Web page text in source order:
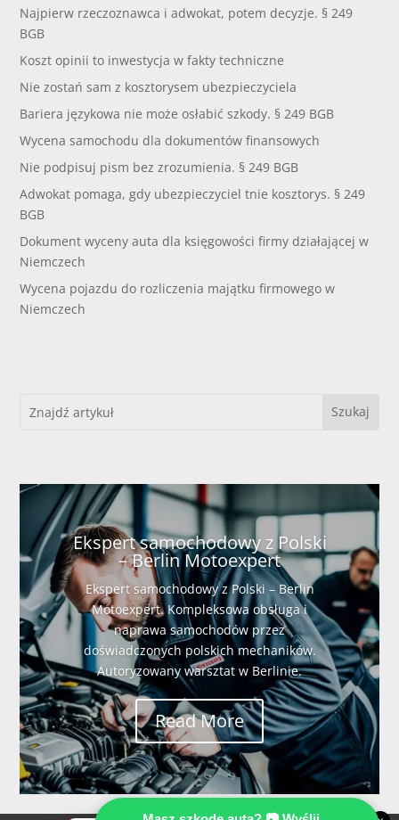
Najpierw rzeczoznawca i adwokat, potem decyzje. § 249
BGB
Koszt opinii to inwestycja w fakty techniczne
Nie zostań sam z kosztorysem ubezpieczyciela
Bariera językowa nie może osłabić szkody. § 249 BGB
Wycena samochodu dla dokumentów finansowych
Nie podpisuj pism bez zrozumienia. § 249 BGB
Adwokat pomaga, gdy ubezpieczyciel tnie kosztorys. § 249
BGB
Dokument wyceny auta dla księgowości firmy działającej w
Niemczech
Wycena pojazdu do rozliczenia majątku firmowego w
Niemczech
Ekspert samochodowy z Polski
– Berlin Motoexpert
Ekspert samochodowy z Polski – Berlin
Motoexpert. Kompleksowa obsługa i
naprawa samochodów przez
doświadczonych polskich mechaników.
Autoryzowany warsztat w Berlinie.
Read More